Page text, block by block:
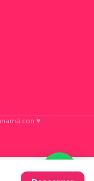
con ♥